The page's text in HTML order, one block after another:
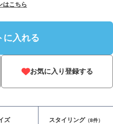
はこちら
に入れる
お気に入り登録する
ズ スタイリング（8件）